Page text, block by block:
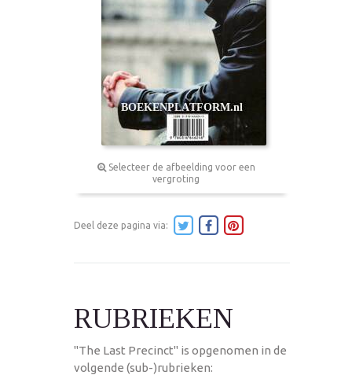
Selecteer de afbeelding voor een
vergroting
Deel deze pagina via:
RUBRIEKEN
"The Last Precinct" is opgenomen in de
volgende (sub-)rubrieken: